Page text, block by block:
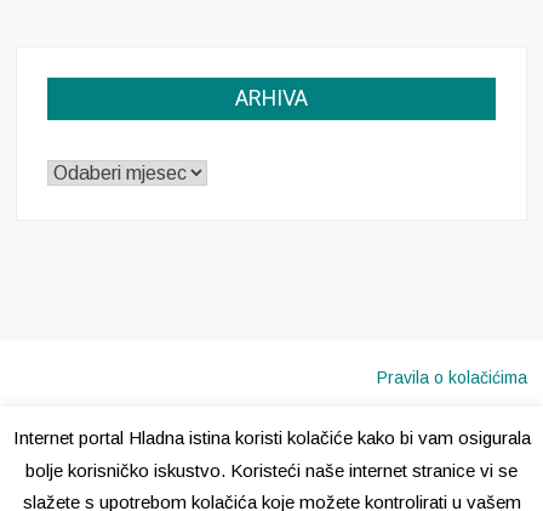
ARHIVA
ARHIVA
Pravila o kolačićima
Internet portal Hladna istina koristi kolačiće kako bi vam osigurala
bolje korisničko iskustvo. Koristeći naše internet stranice vi se
slažete s upotrebom kolačića koje možete kontrolirati u vašem
Copyright © 2020 · Sva prava pridržana · Hladna Istina